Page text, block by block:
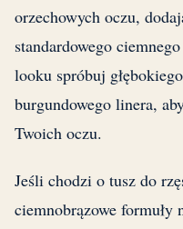
orzechowych oczu,
standardowego
looku spróbuj
burgundowego linera,
Twoich oczu.
Jeśli chodzi o tusz do
ciemnobrązowe formuły